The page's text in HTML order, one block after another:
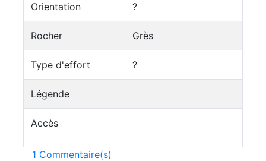
Orientation ?
Rocher Grès
Type d'effort ?
Légende
Accès
1 Commentaire(s)